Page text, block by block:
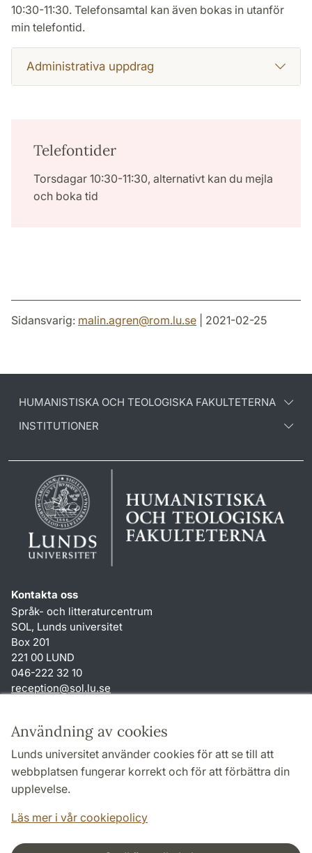
Användning av cookies
Lunds universitet använder cookies för att se till att
webbplatsen fungerar korrekt och för att förbättra din
upplevelse.
Läs mer i vår cookiepolicy
10:30-11:30. Telefonsamtal kan även bokas in utanför
min telefontid.
Administrativa uppdrag
Telefontider
Torsdagar 10:30-11:30, alternativt kan du mejla
och boka tid
Sidansvarig: malin.agren@rom.lu.se | 2021-02-25
HUMANISTISKA OCH TEOLOGISKA FAKULTETERNA
INSTITUTIONER
Kontakta oss
Språk- och litteraturcentrum
SOL, Lunds universitet
Box 201
221 00 LUND
046-222 32 10
reception@sol.lu.se
Genvägar
Om webbplatsen och cookies
Behandling av personuppgifter
Tillgänglighetsredogörelse